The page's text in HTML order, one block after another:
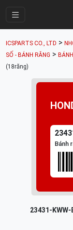
ICSPARTS CO., LTD >
SỐ - BÁNH RĂNG >
(18răng)
Bánh
23431-